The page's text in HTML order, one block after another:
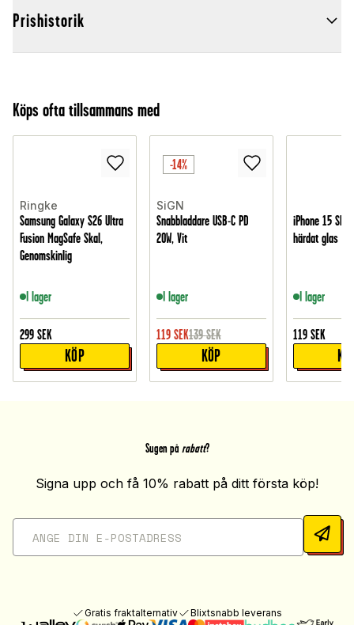
Prishistorik
Köps ofta tillsammans med
Ringke
Samsung Galaxy S26 Ultra
Fusion MagSafe Skal,
Genomskinlig
I lager
299 SEK
KÖP
-14%
SiGN
Snabbladdare USB-C PD
20W, Vit
I lager
119 SEK139 SEK
KÖP
iPhone 15
härdat glas
I lager
119 SEK
Sugen på rabatt?
Signa upp och få 10% rabatt på ditt första köp!
Gratis fraktalternativ Blixtsnabb leverans